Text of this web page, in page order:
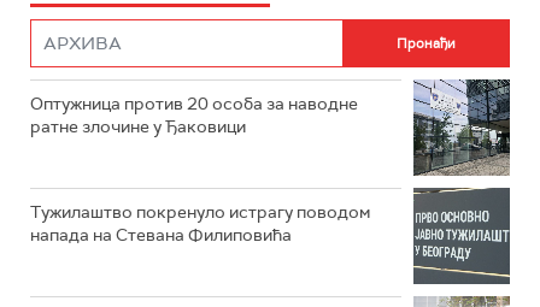
Оптужница против 20 особа за наводне
ратне злочине у Ђаковици
Тужилаштво покренуло истрагу поводом
напада на Стевана Филиповића